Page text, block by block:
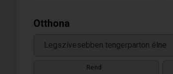
Otthona
Legszívesebben tengerparton élne
Rend